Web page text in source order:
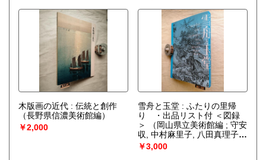
木版画の近代 : 伝統と創作
（長野県信濃美術館編）
￥2,000
雪舟と玉堂 : ふたりの里帰
り ・出品リスト付 ＜図録
＞
（岡山県立美術館編 ; 守安
収, 中村麻里子, 八田真理子執
筆）
￥3,000